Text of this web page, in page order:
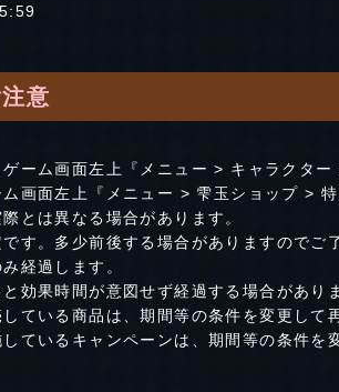
意
ーム画面左上『メニュー > キャラクタ
画面左上『メニュー > 雫玉ショップ >
とは異なる場合があります。
す。多少前後する場合がありますのでご
経過します。
効果時間が意図せず経過する場合があり
ている商品は、期間等の条件を変更して
ているキャンペーンは、期間等の条件を